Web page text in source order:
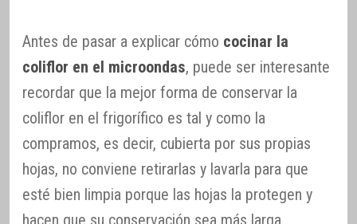
Antes de pasar a explicar cómo cocinar la
coliflor en el microondas, puede ser interesante
recordar que la mejor forma de conservar la
coliflor en el frigorífico es tal y como la
compramos, es decir, cubierta por sus propias
hojas, no conviene retirarlas y lavarla para que
esté bien limpia porque las hojas la protegen y
hacen que su conservación sea más larga.